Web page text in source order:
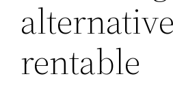
alternative
rentable